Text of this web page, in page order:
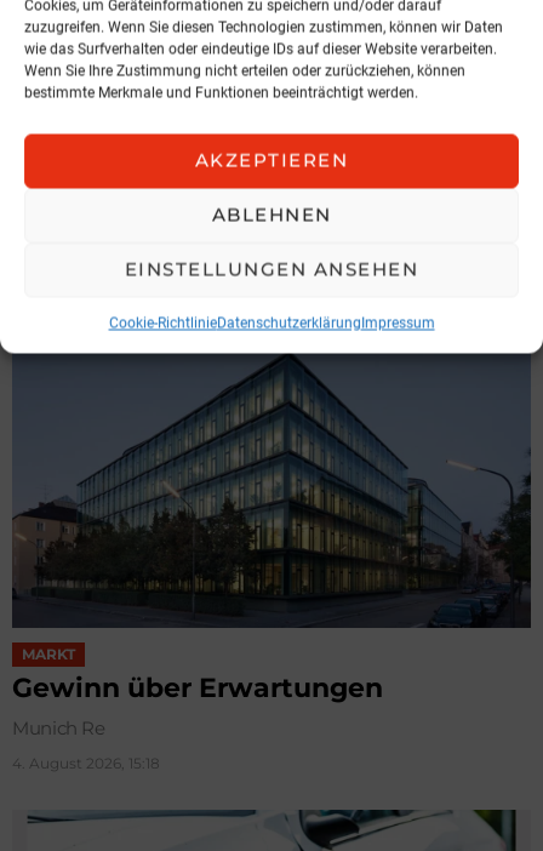
Cookies, um Geräteinformationen zu speichern und/oder darauf
zuzugreifen. Wenn Sie diesen Technologien zustimmen, können wir Daten
wie das Surfverhalten oder eindeutige IDs auf dieser Website verarbeiten.
Wenn Sie Ihre Zustimmung nicht erteilen oder zurückziehen, können
bestimmte Merkmale und Funktionen beeinträchtigt werden.
AKZEPTIEREN
ABLEHNEN
EINSTELLUNGEN ANSEHEN
Cookie-RichtlinieDatenschutzerklärungImpressum
RISK-vario® Classic: Starke
Leistungen für kleines Budget
MARKT
Gewinn über Erwartungen
Munich Re
4. August 2026, 15:18